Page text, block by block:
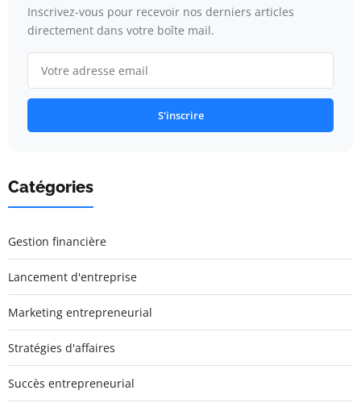
Inscrivez-vous pour recevoir nos derniers articles
directement dans votre boîte mail.
S'inscrire
Catégories
Gestion financière
Lancement d'entreprise
Marketing entrepreneurial
Stratégies d'affaires
Succès entrepreneurial